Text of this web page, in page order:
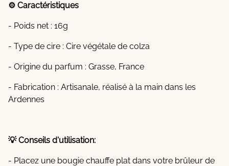
⚙️ Caractéristiques
- Poids net : 16g
- Type de cire : Cire végétale de colza
- Origine du parfum : Grasse, France
- Fabrication : Artisanale, réalisé à la main dans les
Ardennes
💡 Conseils d'utilisation:
- Placez une bougie chauffe plat dans votre brûleur de